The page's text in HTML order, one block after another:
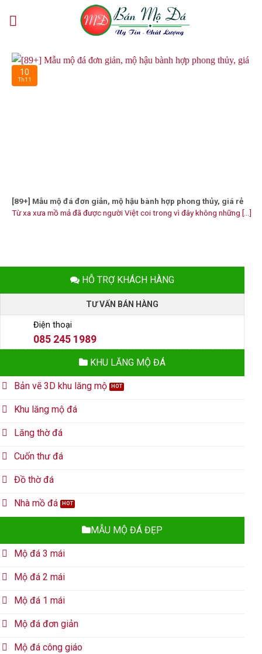
HỖ TRỢ KHÁCH HÀNG
TƯ VẤN BÁN HÀNG
Điện thoại
085 245 1989
KHU LĂNG MỘ ĐÁ
Bản vẽ 3D khu lăng mộ
Khu lăng mộ đá
Lăng thờ đá
Cuốn thư đá
Đồ thờ đá
Nhà mồ đá
MẪU MỘ ĐÁ ĐẸP
Mộ đá 3 mái
Mộ đá 2 mái
Mộ đá 1 mái
Mộ đá đơn giản
Mộ đá công giáo
[89+] Mẫu mộ đá đơn giản, mộ hậu bành hợp phong thủy, giá rẻ
Từ xa xưa mồ mả đã được người Việt coi trong vì đây không những [...]
10
Th11